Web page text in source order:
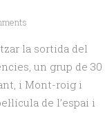
la sortida del
un grup de 30
i Mont-roig i
de l’espai i